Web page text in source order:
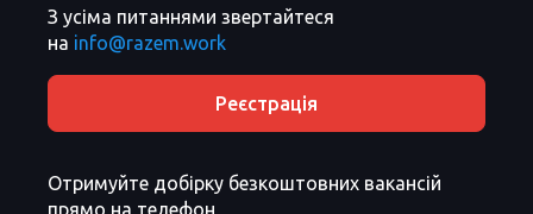
З усіма питаннями звертайтеся
на info@razem.work
Реєстрація
Отримуйте добірку безкоштовних вакансій
прямо на телефон